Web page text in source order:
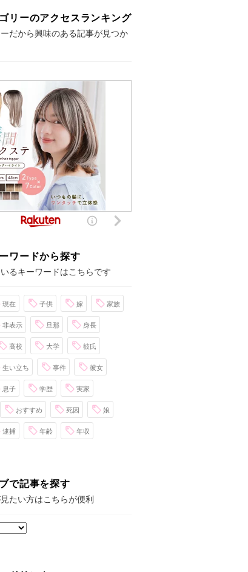
リーのアクセスランキング
だから興味のある記事が見つか
ワードから探す
るキーワードはこちらです
現在 子供 嫁 家族
非表示 旦那 身長
高校 大学 彼氏
生い立ち 事件 彼女
息子 学歴 実家
おすすめ 死因 娘
逮捕 年齢 年収
で記事を探す
たい方はこちらが便利